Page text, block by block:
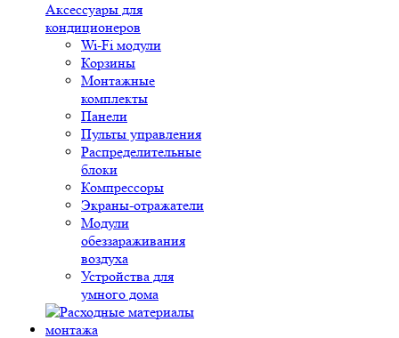
Аксессуары для
кондиционеров
Wi-Fi модули
Корзины
Монтажные
комплекты
Панели
Пульты управления
Распределительные
блоки
Компрессоры
Экраны-отражатели
Модули
обеззараживания
воздуха
Устройства для
умного дома